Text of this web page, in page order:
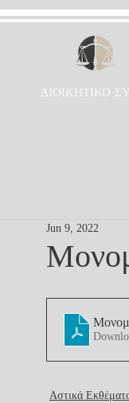
ΔΙΟΙΚΗΤΙΚΟ
Jun 9, 2022
Αστικά